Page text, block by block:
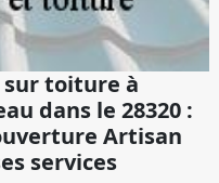
toiture à
dans le 28320 :
Artisan
services